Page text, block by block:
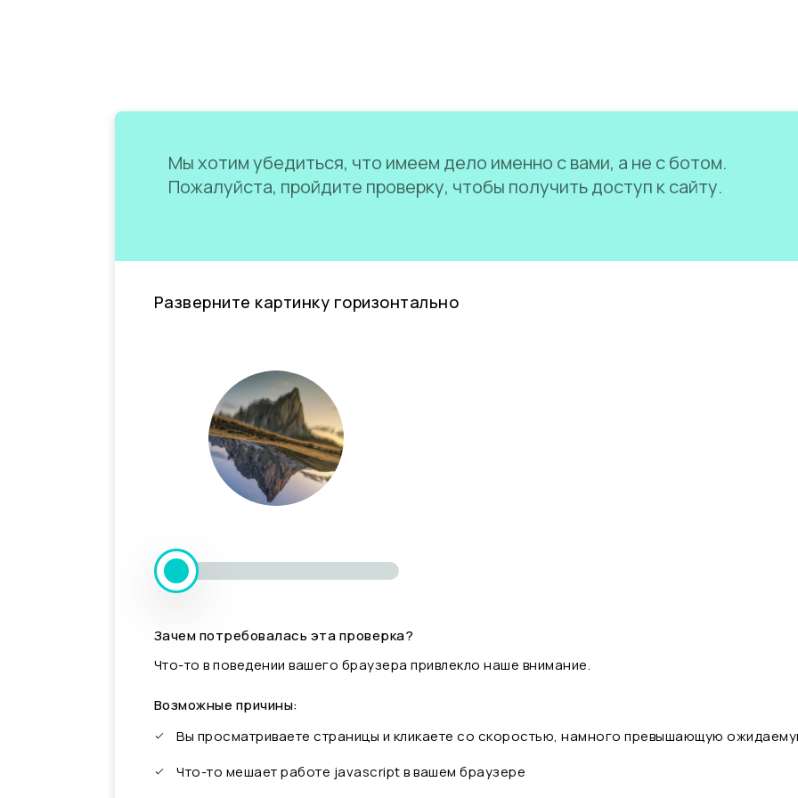
Мы хотим убедиться, что имеем дело именно с вами, а не с ботом.
Пожалуйста, пройдите проверку, чтобы получить доступ к сайту.
Разверните картинку горизонтально
Зачем потребовалась эта проверка?
Что-то в поведении вашего браузера привлекло наше внимание.
Возможные причины:
Вы просматриваете страницы и кликаете со скоростью, намного превышающую
Что-то мешает работе javascript в вашем браузере